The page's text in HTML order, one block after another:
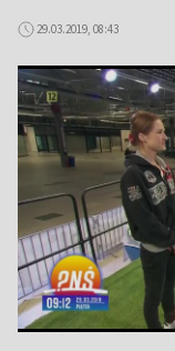
29.03.2019, 08:43